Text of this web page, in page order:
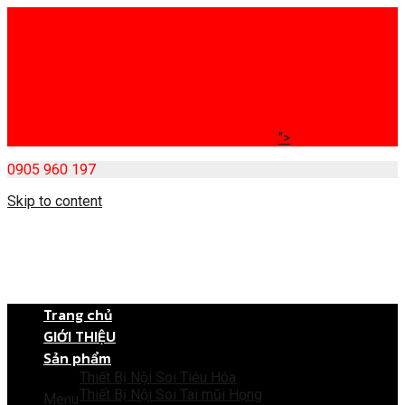
">
0905 960 197
Skip to content
Menu
Trang chủ
GIỚI THIỆU
Sản phẩm
Thiết Bị Nội Soi Tiêu Hóa
Thiết Bị Nội Soi Tai mũi Họng